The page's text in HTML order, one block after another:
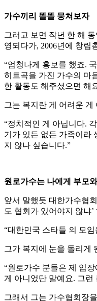
가수끼리 똘똘 뭉쳐보자
그러고 보면 작년 한 해
영되다가, 2006년에 창립
“엄청나게 홍보를 했죠.
히트곡을 가진 가수의 마
한 활동도 해주셨으면 해
그는 복지란 게 어려운 게
“정치적인 게 아닙니다.
기가 있든 없든 가족이라
지 않나 싶습니다.”
원로가수는 나에게 부모
앞서 말했듯 대한가수협
도 협회가 있어야지 않냐
“대한민국 스타들 의 모
그가 복지에 눈을 돌리게
“원로가수 분들은 제 입
게 아니었단 말예요. 그런
그래서 그는 가수협회장